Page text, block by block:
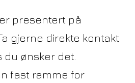
presentert på
gjerne direkte kontakt
du ønsker det.
fast ramme for